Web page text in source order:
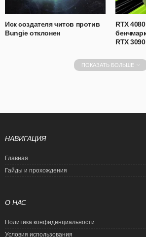
Иск создателя читов против
Bungie отклонен
RTX
RTX
ПОКАЗАТЬ БОЛЬШЕ
НАВИГАЦИЯ
Главная
Гайды и прохождения
О НАС
Политика конфиденциальности
Условия использования